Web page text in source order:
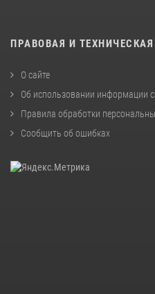
ПРАВОВАЯ И
О сайте
Об использовании информации
Правила обработки
Сообщить об ошибках